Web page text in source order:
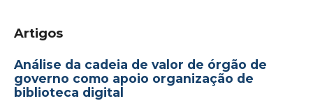
Artigos
Análise da cadeia de valor de órgão de
governo como apoio organização de
biblioteca digital